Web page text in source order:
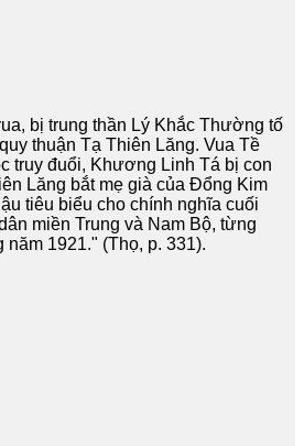
bị trung thần Lý Khắc Thường tố
thuận Tạ Thiên Lăng. Vua Tề
truy đuổi, Khương Linh Tá bị con
Lăng bắt mẹ già của Đổng Kim
tiêu biểu cho chính nghĩa cuối
miền Trung và Nam Bộ, từng
1921." (Thọ, p. 331).